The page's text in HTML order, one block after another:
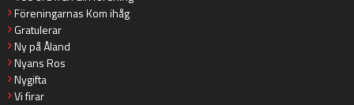
Föreningarnas Kom ihåg
Gratulerar
Ny på Åland
Nyans Ros
Nygifta
Vi firar